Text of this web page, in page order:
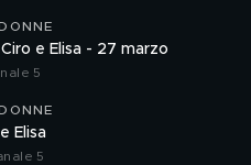
e Elisa - 27 marzo
5
Elisa
5